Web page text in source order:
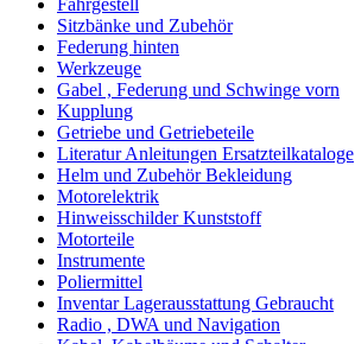
Fahrgestell
Sitzbänke und Zubehör
Federung hinten
Werkzeuge
Gabel , Federung und Schwinge vorn
Kupplung
Getriebe und Getriebeteile
Literatur Anleitungen Ersatzteilkataloge
Helm und Zubehör Bekleidung
Motorelektrik
Hinweisschilder Kunststoff
Motorteile
Instrumente
Poliermittel
Inventar Lagerausstattung Gebraucht
Radio , DWA und Navigation